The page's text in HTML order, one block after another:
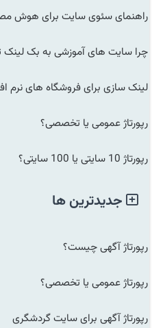
راهنمای سئوی سایت برای هوش
چرا سایت های آموزشی به بک لینک
لینک سازی برای فروشگاه های نرم
رپورتاژ عمومی یا تخصصی؟
رپورتاژ 10 سایتی یا 100 سایتی؟
جدیدترین ها
رپورتاژ آگهی چیست؟
رپورتاژ عمومی یا تخصصی؟
رپورتاژ آگهی برای سایت گردشگری